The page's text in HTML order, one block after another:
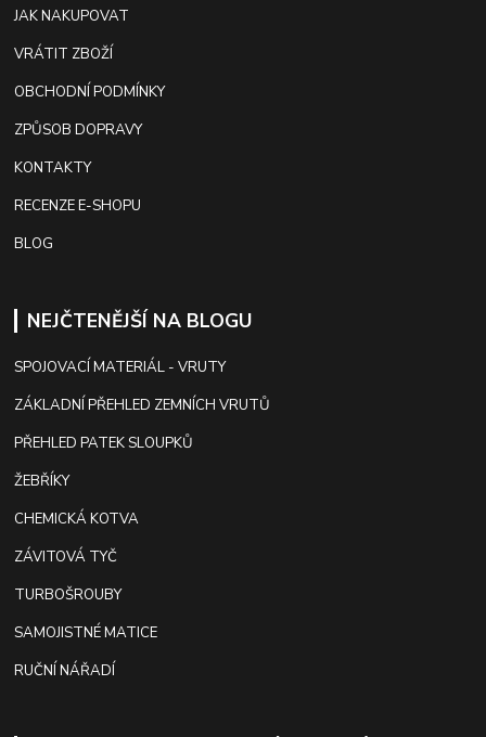
JAK NAKUPOVAT
VRÁTIT ZBOŽÍ
OBCHODNÍ PODMÍNKY
ZPŮSOB DOPRAVY
KONTAKTY
RECENZE E-SHOPU
BLOG
NEJČTENĚJŠÍ NA BLOGU
SPOJOVACÍ MATERIÁL - VRUTY
ZÁKLADNÍ PŘEHLED ZEMNÍCH VRUTŮ
PŘEHLED PATEK SLOUPKŮ
ŽEBŘÍKY
CHEMICKÁ KOTVA
ZÁVITOVÁ TYČ
TURBOŠROUBY
SAMOJISTNÉ MATICE
RUČNÍ NÁŘADÍ